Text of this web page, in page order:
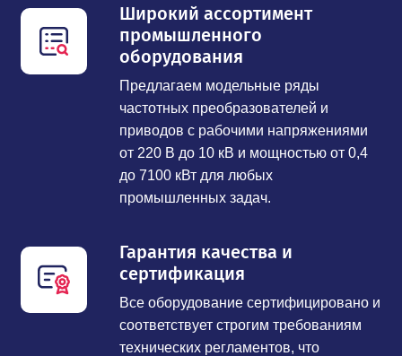
Широкий ассортимент
промышленного
оборудования
Предлагаем модельные ряды
частотных преобразователей и
приводов с рабочими напряжениями
от 220 В до 10 кВ и мощностью от 0,4
до 7100 кВт для любых
промышленных задач.
Гарантия качества и
сертификация
Все оборудование сертифицировано и
соответствует строгим требованиям
технических регламентов, что